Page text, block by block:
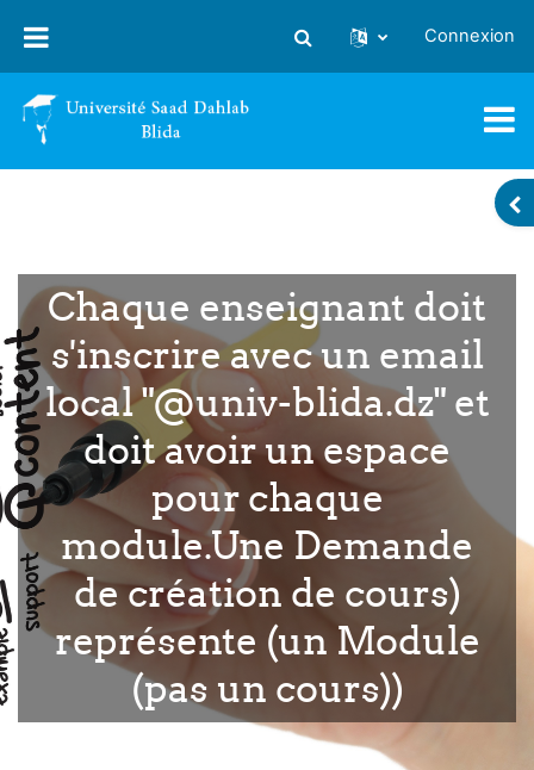
Activer/désactiver la saisie
Connexion
Chaque enseignant doit
s'inscrire avec un email
local "@univ-blida.dz" et
doit avoir un espace
pour chaque
module.Une Demande
de création de cours)
représente (un Module
(pas un cours))